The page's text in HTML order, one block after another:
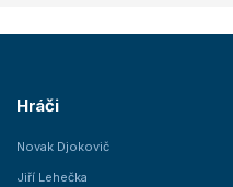
Hráči
Novak Djokovič
Jiří Lehečka